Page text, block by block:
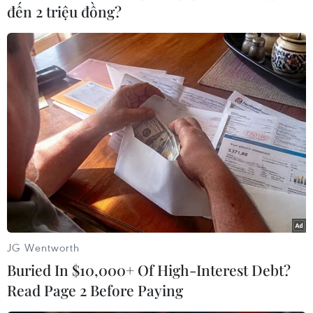
#Hóa đơn #Doanh nghiệp #Phần mềm Anh
Theo dõi VietnamPlus
đến 2 triệu đồng?
JG Wentworth
Buried In $10,000+ Of High-Interest Debt?
Read Page 2 Before Paying